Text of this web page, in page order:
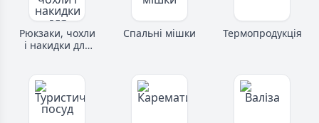
Рюкзаки, чохли
і накидки для
Спальні мішки Термопродукція